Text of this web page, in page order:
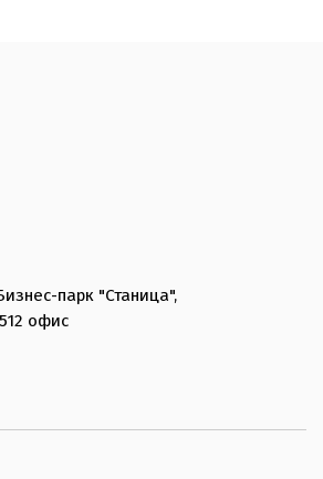
парк "Станица",
офис